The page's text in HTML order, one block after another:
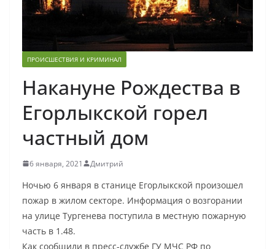
ПРОИСШЕСТВИЯ И КРИМИНАЛ
Накануне Рождества в
Егорлыкской горел
частный дом
6 января, 2021 Дмитрий
Ночью 6 января в станице Егорлыкской произошел
пожар в жилом секторе. Информация о возгорании
на улице Тургенева поступила в местную пожарную
часть в 1.48.
Как сообщили в пресс-службе ГУ МЧС РФ по